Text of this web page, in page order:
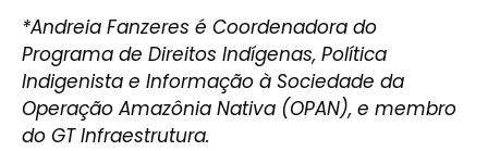
*Andreia Fanzeres é Coordenadora do
Programa de Direitos Indígenas, Política
Indigenista e Informação à Sociedade da
Operação Amazônia Nativa (OPAN), e membro
do GT Infraestrutura.